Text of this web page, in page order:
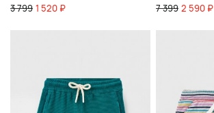
3 799 1 520 ₽ 7 399 2 590 ₽